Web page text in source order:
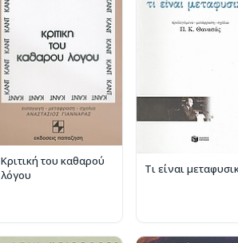
Κριτική του καθαρού
λόγου
Τι είναι